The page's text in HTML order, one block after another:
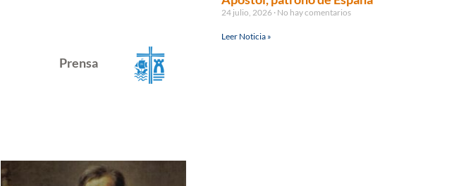
Prensa
24 julio, 2026 No hay comentarios
Leer Noticia »